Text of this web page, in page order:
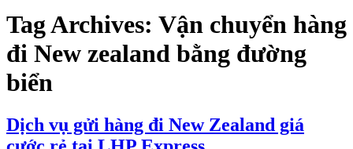
Tag Archives: Vận chuyển hàng
đi New zealand bằng đường
biển
Dịch vụ gửi hàng đi New Zealand giá